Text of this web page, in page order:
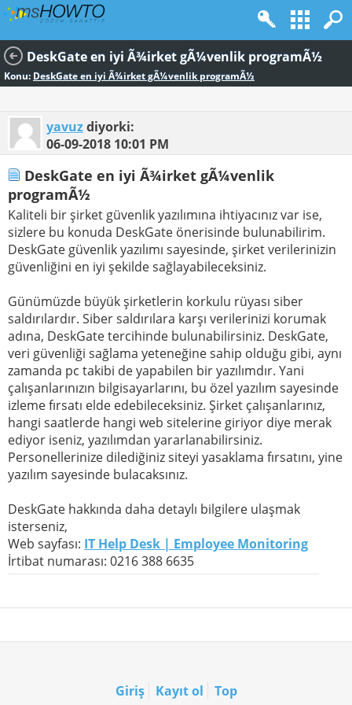
DeskGate en iyi Ã¾irket gÃ¼venlik programÃ½
Konu: DeskGate en iyi Ã¾irket gÃ¼venlik programÃ½
yavuzdiyorki:
06-09-2018 10:01 PM
DeskGate en iyi Ã¾irket gÃ¼venlik
programÃ½
Kaliteli bir şirket güvenlik yazılımına ihtiyacınız var ise,
sizlere bu konuda DeskGate önerisinde bulunabilirim.
DeskGate güvenlik yazılımı sayesinde, şirket verilerinizin
güvenliğini en iyi şekilde sağlayabileceksiniz.
Günümüzde büyük şirketlerin korkulu rüyası siber
saldırılardır. Siber saldırılara karşı verilerinizi korumak
adına, DeskGate tercihinde bulunabilirsiniz. DeskGate,
veri güvenliği sağlama yeteneğine sahip olduğu gibi, aynı
zamanda pc takibi de yapabilen bir yazılımdır. Yani
çalışanlarınızın bilgisayarlarını, bu özel yazılım sayesinde
izleme fırsatı elde edebileceksiniz. Şirket çalışanlarınız,
hangi saatlerde hangi web sitelerine giriyor diye merak
ediyor iseniz, yazılımdan yararlanabilirsiniz.
Personellerinize dilediğiniz siteyi yasaklama fırsatını, yine
yazılım sayesinde bulacaksınız.
DeskGate hakkında daha detaylı bilgilere ulaşmak
isterseniz,
Web sayfası: IT Help Desk | Employee Monitoring
İrtibat numarası: 0216 388 6635
Giriş Kayıt ol Top